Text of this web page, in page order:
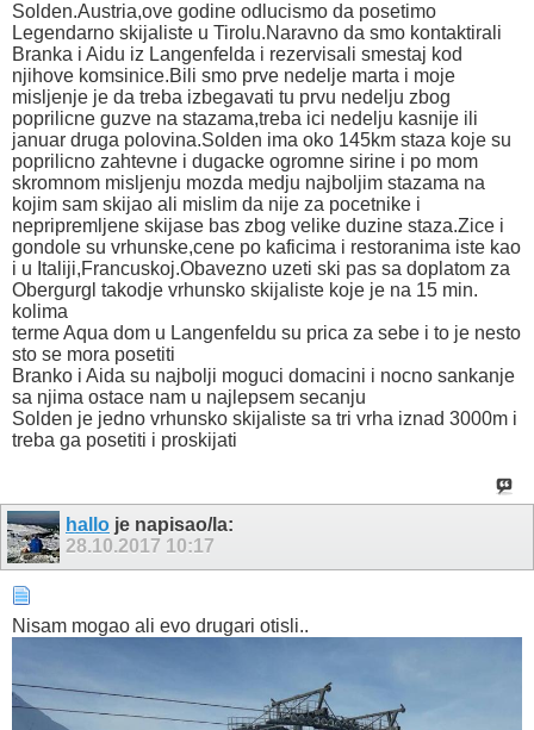
Solden.Austria,ove godine odlucismo da posetimo
Legendarno skijaliste u Tirolu.Naravno da smo kontaktirali
Branka i Aidu iz Langenfelda i rezervisali smestaj kod
njihove komsinice.Bili smo prve nedelje marta i moje
misljenje je da treba izbegavati tu prvu nedelju zbog
poprilicne guzve na stazama,treba ici nedelju kasnije ili
januar druga polovina.Solden ima oko 145km staza koje su
poprilicno zahtevne i dugacke ogromne sirine i po mom
skromnom misljenju mozda medju najboljim stazama na
kojim sam skijao ali mislim da nije za pocetnike i
nepripremljene skijase bas zbog velike duzine staza.Zice i
gondole su vrhunske,cene po kaficima i restoranima iste kao
i u Italiji,Francuskoj.Obavezno uzeti ski pas sa doplatom za
Obergurgl takodje vrhunsko skijaliste koje je na 15 min.
kolima
terme Aqua dom u Langenfeldu su prica za sebe i to je nesto
sto se mora posetiti
Branko i Aida su najbolji moguci domacini i nocno sankanje
sa njima ostace nam u najlepsem secanju
Solden je jedno vrhunsko skijaliste sa tri vrha iznad 3000m i
treba ga posetiti i proskijati
hallo je napisao/la:
28.10.2017 10:17
Nisam mogao ali evo drugari otisli..